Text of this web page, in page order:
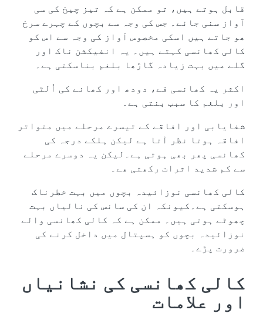
قابل ہوتے ہیں، تو ممکن ہے کہ تیز چیخ کی سی
آواز سنی جائے۔ جس کی وجہ سے بچوں کے چہرے سرخ
ھو جاتے ہیں اسکی مخصوس آواز کی وجہ سے اس کو
کالی کھانسی کہتے ہیں۔ یہ انفیکشن ناک اور
گلے میں بہت زیادہ گاڑھا بلغم بناسکتی ہے۔
اکثر یہ کھانسی قے، دودھ اور کھانے کی اُلٹی
اور بلغم کا سبب بنتی ہے۔
شفایابی اور افاقے کے تیسرے مرحلے میں متواتر
افاقہ ہوتا نظر آتا ہے لیکن ہلکے درجہ کی
کھانسی پھر بھی ہوتی ہے۔لیکن یہ دوسرے مرحلے
سے کم شدید اثرات رکھتی ھے۔
کالی کھانسی نوزائیدہ بچوں میں بہت خطرناک
ہوسکتی ہے۔کیونکہ ان کی سانس کی نالیاں بہت
چھوٹے ہوتی ہیں۔ ممکن ہے کہ کالی کھانسی والے
نوزائیدہ بچوں کو ہسپتال میں داخل کرنے کی
ضرورت پڑے۔
کالی کھانسی کی نشانیاں
اور علامات